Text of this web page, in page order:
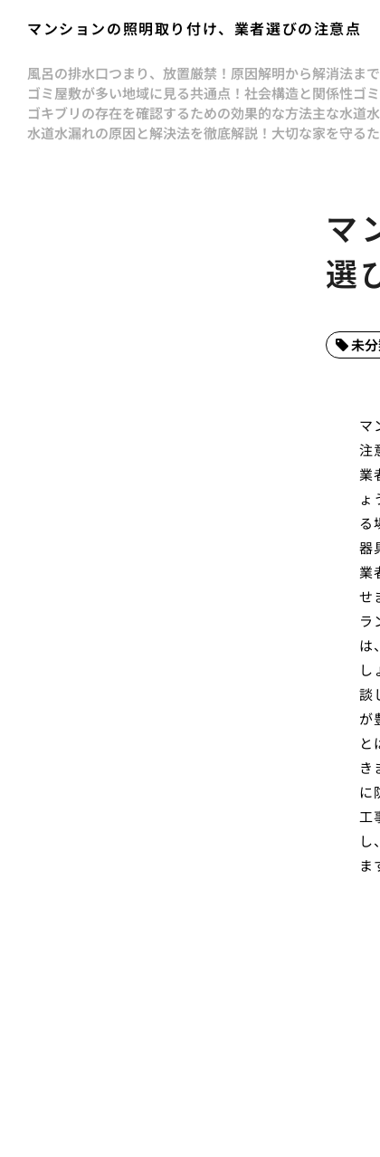
マンションの照明取り付け、業者選びの注意点
風呂の排水口つまり、放置厳禁！原因解明から解消法ま
ゴミ屋敷が多い地域に見る共通点！社会構造と関係性ゴ
ゴキブリの存在を確認するための効果的な方法主な水道
水道水漏れの原因と解決法を徹底解説！大切な家を守る
マ
選
未
マ
注
業
ょ
る
器
業
せ
ラ
は
し
談
が
と
き
に
工
し
ま